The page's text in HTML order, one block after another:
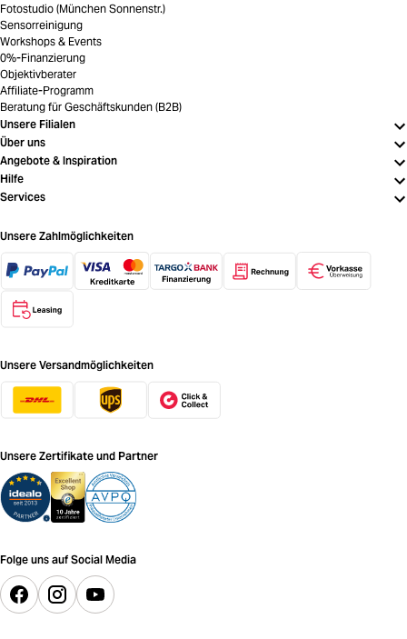
Fotostudio (München Sonnenstr.)
Sensorreinigung
Workshops & Events
0%-Finanzierung
Objektivberater
Affiliate-Programm
Beratung für Geschäftskunden (B2B)
Unsere Filialen
Über uns
Angebote & Inspiration
Hilfe
Services
Unsere Zahlmöglichkeiten
Unsere Versandmöglichkeiten
Unsere Zertifikate und Partner
Folge uns auf Social Media